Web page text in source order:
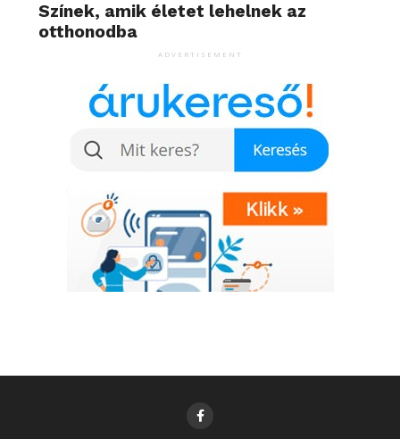
Színek, amik életet lehelnek az
otthonodba
ADVERTISEMENT